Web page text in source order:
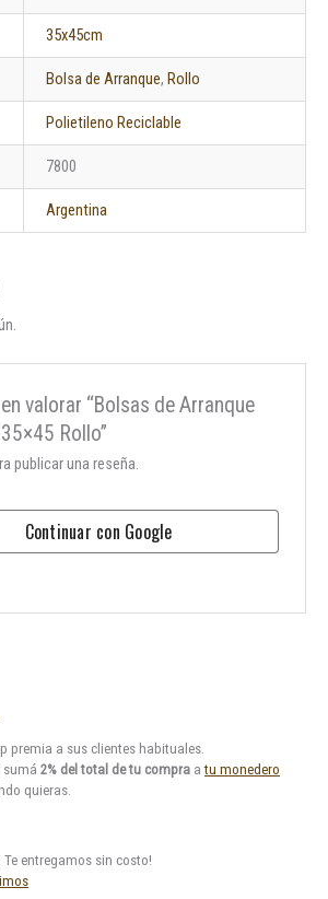
35x45cm
Bolsa de Arranque, Rollo
Polietileno Reciclable
7800
Argentina
valorar “Bolsas de Arranque
Rollo”
publicar una reseña.
Continuar con Google
premia a sus clientes habituales.
sumá 2% del total de tu compra atu monedero
quieras.
Te entregamos sin costo!